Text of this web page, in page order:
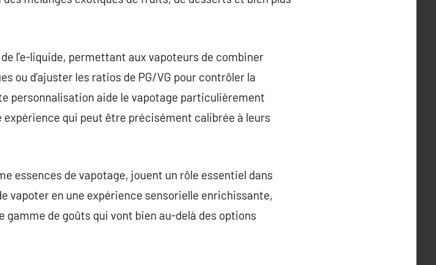
l’e-liquide, permettant aux vapoteurs de combiner
ou d’ajuster les ratios de PG/VG pour contrôler la
personnalisation aide le vapotage particulièrement
qui peut être précisément calibrée à leurs
essences de vapotage, jouent un rôle essentiel dans
vapoter en une expérience sensorielle enrichissante,
de goûts qui vont bien au-delà des options